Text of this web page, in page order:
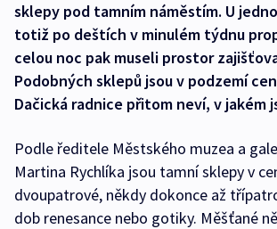
sklepy pod tamním náměstím. U
totiž po deštích v minulém týdnu
celou noc pak museli prostor
Podobných sklepů jsou v podzemí
Dačická radnice přitom neví, v jakém
Podle ředitele Městského muzea a
Martina Rychlíka jsou tamní sklepy v
dvoupatrové, někdy dokonce až
dob renesance nebo gotiky. Měšťané